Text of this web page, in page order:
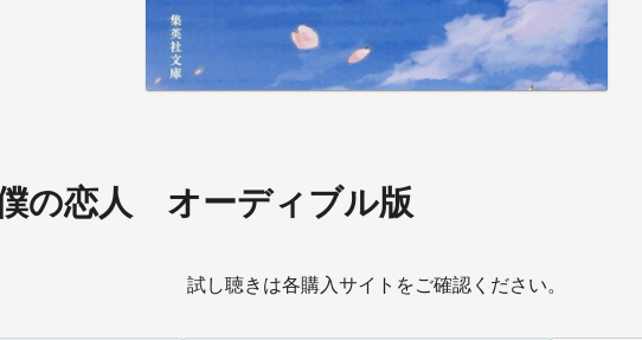
の恋人 オーディブル版
試し聴きは各購入サイトをご確認ください。